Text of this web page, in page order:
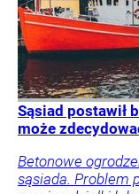
Sąsiad postawił
może
Betonowe
sąsiada. Problem